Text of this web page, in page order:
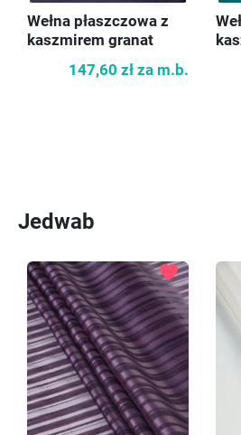
Wełna płaszczowa z
kaszmirem granat
147,60 zł za m.b.
Jedwab
favorite